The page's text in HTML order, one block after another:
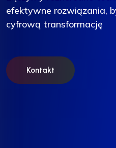
efektywne rozwiązania,
cyfrową transformację
Kontakt
efektywne rozwiązania,
cyfrową transformację
Kontakt
efektywne rozwiązania,
cyfrową transformację
Kontakt